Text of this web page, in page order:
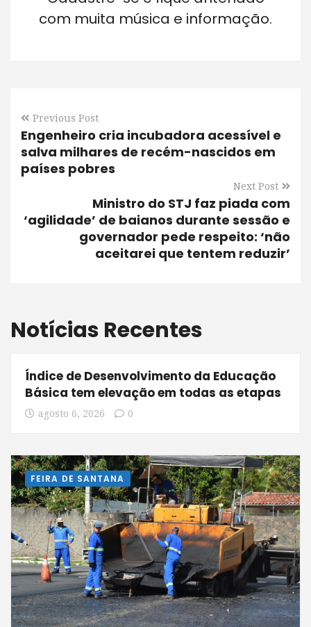
com muita música e informação.
Previous Post
Engenheiro cria incubadora acessível e
salva milhares de recém-nascidos em
países pobres
Next Post
Ministro do STJ faz piada com
‘agilidade’ de baianos durante sessão e
governador pede respeito: ‘não
aceitarei que tentem reduzir’
Notícias Recentes
Índice de Desenvolvimento da Educação
Básica tem elevação em todas as etapas
agosto 6, 2026 0
FEIRA DE SANTANA